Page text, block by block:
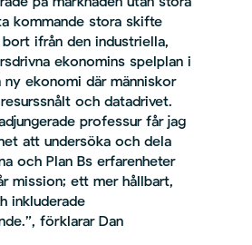
kommande stora skifte
ifrån den industriella,
ekonomins spelplan i
ekonomi där människor
och datadrivet.
professur får jag
att undersöka och dela
och Plan Bs erfarenheter
mission; ett mer hållbart,
inkluderade
förklarar Dan